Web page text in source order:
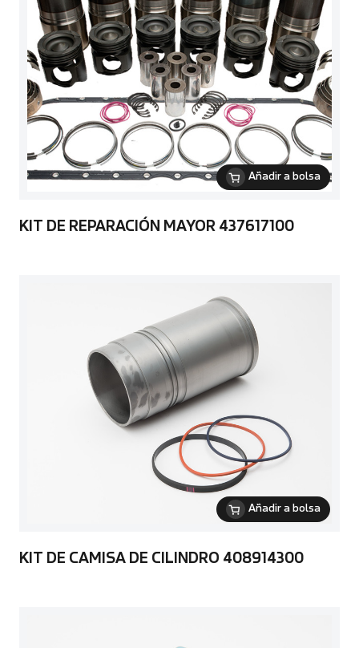
Añadir a bolsa
KIT DE REPARACIÓN MAYOR 437617100
Añadir a bolsa
KIT DE CAMISA DE CILINDRO 408914300